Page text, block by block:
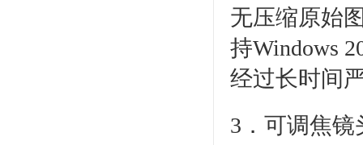
无压缩原始
持Windows
经过长时间
3．可调焦镜